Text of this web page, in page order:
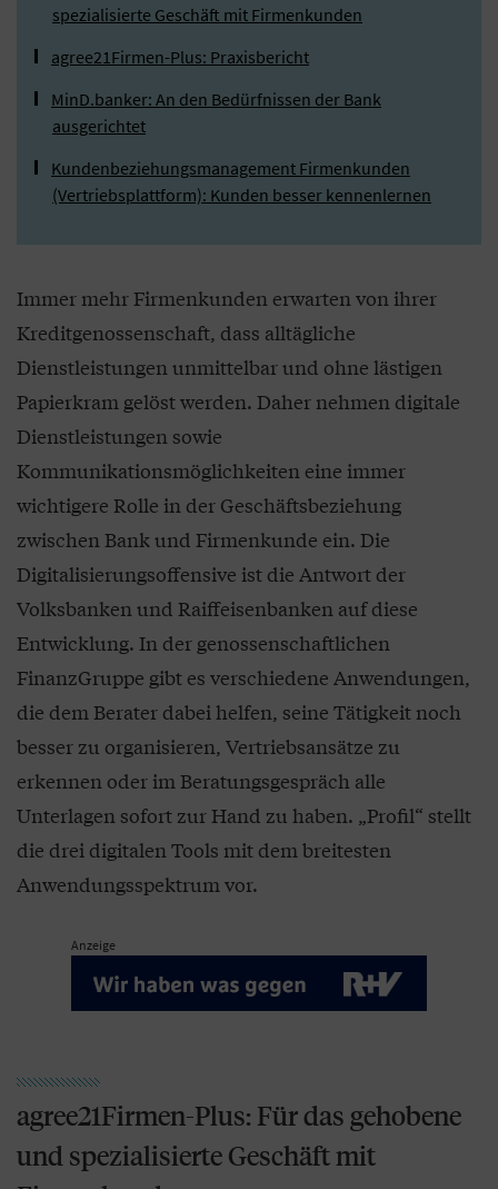
spezialisierte Geschäft mit Firmenkunden
agree21Firmen-Plus: Praxisbericht
MinD.banker: An den Bedürfnissen der Bank
ausgerichtet
Kundenbeziehungsmanagement Firmenkunden
(Vertriebsplattform): Kunden besser kennenlernen
Immer mehr Firmenkunden erwarten von ihrer
Kreditgenossenschaft, dass alltägliche
Dienstleistungen unmittelbar und ohne lästigen
Papierkram gelöst werden. Daher nehmen digitale
Dienstleistungen sowie
Kommunikationsmöglichkeiten eine immer
wichtigere Rolle in der Geschäftsbeziehung
zwischen Bank und Firmenkunde ein. Die
Digitalisierungsoffensive ist die Antwort der
Volksbanken und Raiffeisenbanken auf diese
Entwicklung. In der genossenschaftlichen
FinanzGruppe gibt es verschiedene Anwendungen,
die dem Berater dabei helfen, seine Tätigkeit noch
besser zu organisieren, Vertriebsansätze zu
erkennen oder im Beratungsgespräch alle
Unterlagen sofort zur Hand zu haben. „Profil“ stellt
die drei digitalen Tools mit dem breitesten
Anwendungsspektrum vor.
Anzeige
agree21Firmen-Plus: Für das gehobene
und spezialisierte Geschäft mit